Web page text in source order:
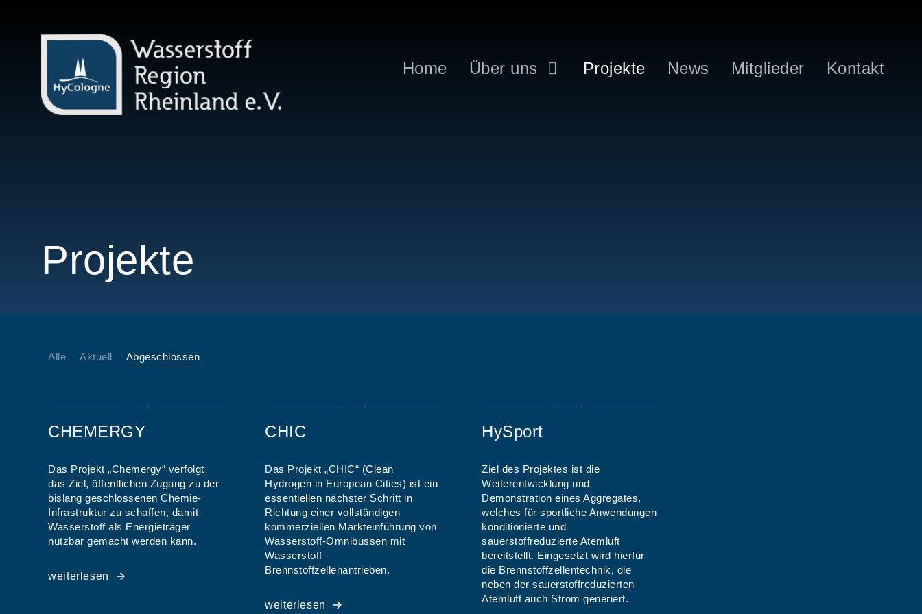
Home Über uns Projekte News Mitglieder Kontakt
Projekte
Alle Aktuell Abgeschlossen
CHEMERGY
Das Projekt „Chemergy“ verfolgt
das Ziel, öffentlichen Zugang zu der
bislang geschlossenen Chemie-
Infrastruktur zu schaffen, damit
Wasserstoff als Energieträger
nutzbar gemacht werden kann.
weiterlesen
CHIC
Das Projekt „CHIC“ (Clean
Hydrogen in European Cities) ist ein
essentiellen nächster Schritt in
Richtung einer vollständigen
kommerziellen Markteinführung von
Wasserstoff-Omnibussen mit
Wasserstoff–
Brennstoffzellenantrieben.
weiterlesen
HySport
Ziel des Projektes ist die
Weiterentwicklung und
Demonstration eines Aggregates,
welches für sportliche Anwendungen
konditionierte und
sauerstoffreduzierte Atemluft
bereitstellt. Eingesetzt wird hierfür
die Brennstoffzellentechnik, die
neben der sauerstoffreduzierten
Atemluft auch Strom generiert.